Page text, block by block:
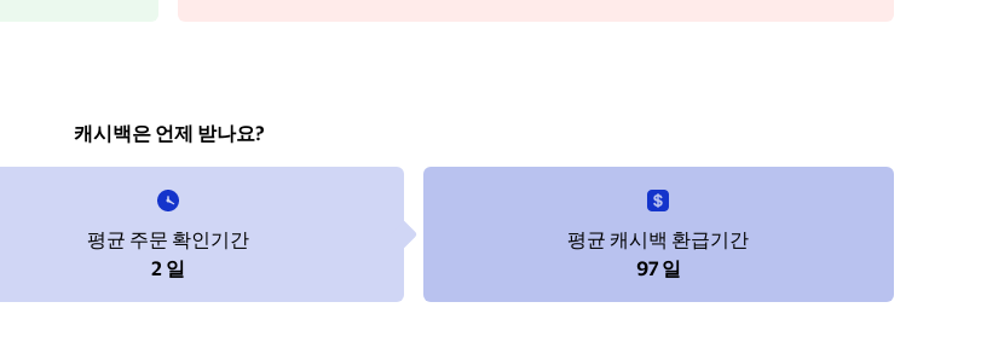
캐시백은 언제 받나요?
평균 주문 확인기간
2 일
평균 캐시백 환급기간
97 일